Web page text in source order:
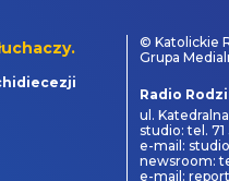
© Katolickie
Grupa
Radio
ul.
studio: tel.
e-mail:
newsroom:
e-mail: